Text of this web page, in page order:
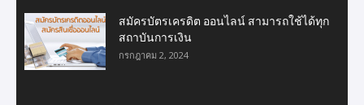
สมัครบัตรเครดิต ออนไลน์ สามารถใช้ได้ทุก
สถาบันการเงิน
กรกฎาคม 2, 2024